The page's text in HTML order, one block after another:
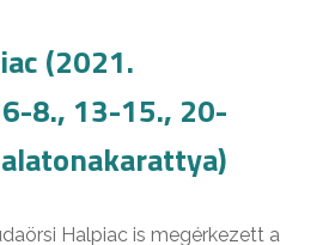
(2021.
8., 13-15., 20-
Halpiac is megérkezett a